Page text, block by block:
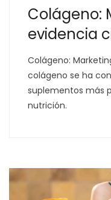
Colágeno:
evidencia
Colágeno:
colágeno se ha
suplementos más
nutrición.